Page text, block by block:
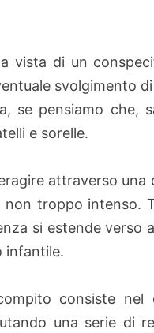
vista di un
se pensiamo che,
e sorelle.
attraverso
troppo intenso.
si estende
infantile.
consiste nel
una serie di